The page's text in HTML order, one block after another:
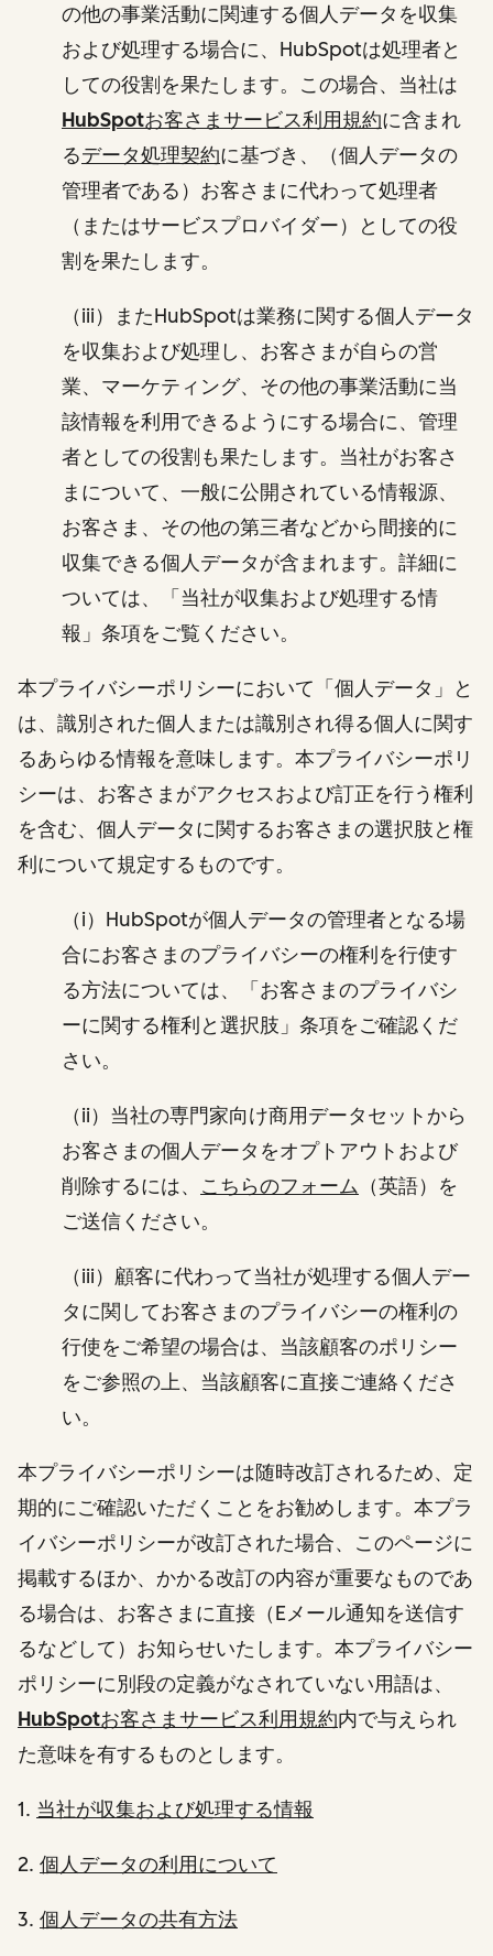
の他の事業活動に関連する個人データを収集
および処理する場合に、HubSpotは処理者と
しての役割を果たします。この場合、当社は
HubSpotお客さまサービス利用規約に含まれ
るデータ処理契約に基づき、（個人データの
管理者である）お客さまに代わって処理者
（またはサービスプロバイダー）としての役
割を果たします。
（iii）またHubSpotは業務に関する個人データ
を収集および処理し、お客さまが自らの営
業、マーケティング、その他の事業活動に当
該情報を利用できるようにする場合に、管理
者としての役割も果たします。当社がお客さ
まについて、一般に公開されている情報源、
お客さま、その他の第三者などから間接的に
収集できる個人データが含まれます。詳細に
ついては、「当社が収集および処理する情
報」条項をご覧ください。
本プライバシーポリシーにおいて「個人データ」と
は、識別された個人または識別され得る個人に関す
るあらゆる情報を意味します。本プライバシーポリ
シーは、お客さまがアクセスおよび訂正を行う権利
を含む、個人データに関するお客さまの選択肢と権
利について規定するものです。
（i）HubSpotが個人データの管理者となる場
合にお客さまのプライバシーの権利を行使す
る方法については、「お客さまのプライバシ
ーに関する権利と選択肢」条項をご確認くだ
さい。
（ii）当社の専門家向け商用データセットから
お客さまの個人データをオプトアウトおよび
削除するには、 こちらのフォーム （英語）を
ご送信ください。
（iii）顧客に代わって当社が処理する個人デー
タに関してお客さまのプライバシーの権利の
行使をご希望の場合は、当該顧客のポリシー
をご参照の上、当該顧客に直接ご連絡くださ
い。
本プライバシーポリシーは随時改訂されるため、定
期的にご確認いただくことをお勧めします。本プラ
イバシーポリシーが改訂された場合、このページに
掲載するほか、かかる改訂の内容が重要なものであ
る場合は、お客さまに直接（Eメール通知を送信す
るなどして）お知らせいたします。本プライバシー
ポリシーに別段の定義がなされていない用語は、
HubSpotお客さまサービス利用規約内で与えられ
た意味を有するものとします。
1. 当社が収集および処理する情報
2. 個人データの利用について
3. 個人データの共有方法